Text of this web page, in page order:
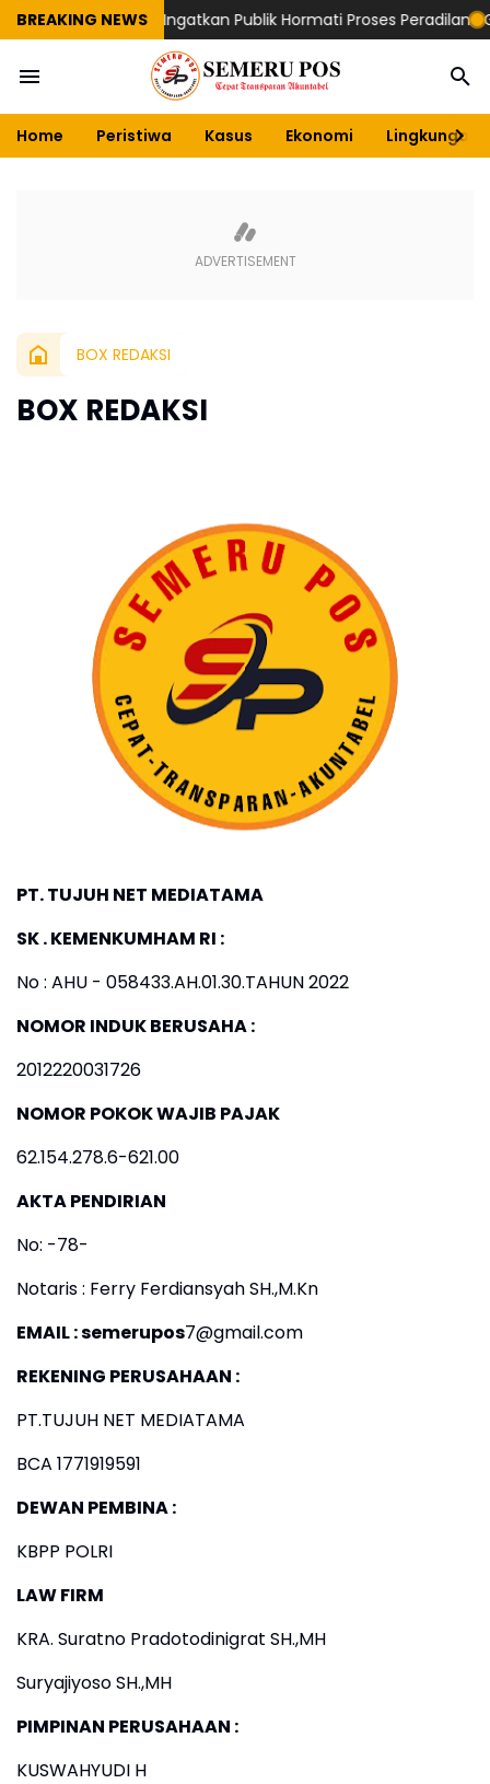
BREAKING NEWS
Suryajiyoso Ingatkan Publik Hormati Proses Peradilan Gelar
Home Peristiwa Kasus Ekonomi Lingkungan
BOX REDAKSI
BOX REDAKSI
PT. TUJUH NET MEDIATAMA
SK . KEMENKUMHAM RI :
No : AHU - 058433.AH.01.30.TAHUN 2022
NOMOR INDUK BERUSAHA :
2012220031726
NOMOR POKOK WAJIB PAJAK
62.154.278.6-621.00
AKTA PENDIRIAN
No: -78-
Notaris : Ferry Ferdiansyah SH.,M.Kn
EMAIL : semerupos7@gmail.com
REKENING PERUSAHAAN :
PT.TUJUH NET MEDIATAMA
BCA 1771919591
DEWAN PEMBINA :
KBPP POLRI
LAW FIRM
KRA. Suratno Pradotodinigrat SH.,MH
Suryajiyoso SH.,MH
PIMPINAN PERUSAHAAN :
KUSWAHYUDI H